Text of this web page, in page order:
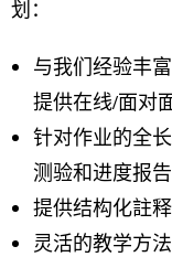
划：
与我们经验丰
提供在线/面对
针对作业的全
测验和进度报告
提供结构化註
灵活的教学方